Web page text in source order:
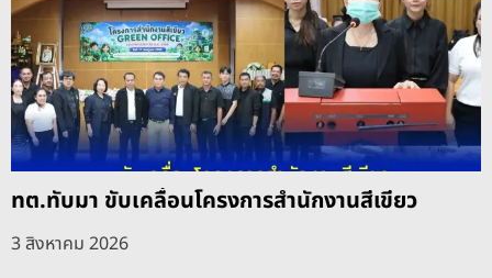
ทต.ทับมา ขับเคลื่อนโครงการสำนักงานสีเขียว
3 สิงหาคม 2026